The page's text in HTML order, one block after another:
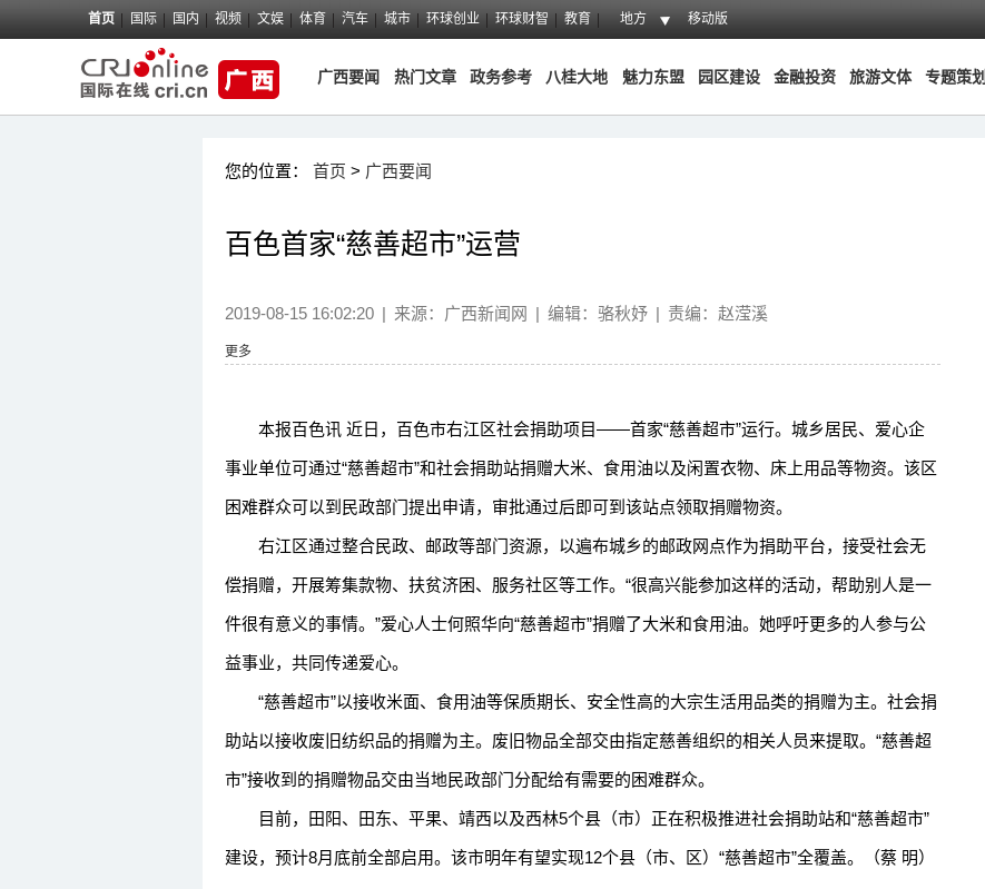
首页 国际 国内 视频 文娱 体育 汽车 城市 环球创业 环球财智 教育 地方 移动版
广西要闻 热门文章 政务参考 八桂大地 魅力东盟 园区建设 金融投资 旅游文体 专题策划
您的位置： 首页 > 广西要闻
百色首家“慈善超市”运营
2019-08-15 16:02:20 | 来源： 广西新闻网 | 编辑：骆秋妤 | 责编：赵滢溪
更多
本报百色讯 近日，百色市右江区社会捐助项目——首家“慈善超市”运行。城乡居民、爱心企
事业单位可通过“慈善超市”和社会捐助站捐赠大米、食用油以及闲置衣物、床上用品等物资。该区
困难群众可以到民政部门提出申请，审批通过后即可到该站点领取捐赠物资。
右江区通过整合民政、邮政等部门资源，以遍布城乡的邮政网点作为捐助平台，接受社会无
偿捐赠，开展筹集款物、扶贫济困、服务社区等工作。“很高兴能参加这样的活动，帮助别人是一
件很有意义的事情。”爱心人士何照华向“慈善超市”捐赠了大米和食用油。她呼吁更多的人参与公
益事业，共同传递爱心。
“慈善超市”以接收米面、食用油等保质期长、安全性高的大宗生活用品类的捐赠为主。社会捐
助站以接收废旧纺织品的捐赠为主。废旧物品全部交由指定慈善组织的相关人员来提取。“慈善超
市”接收到的捐赠物品交由当地民政部门分配给有需要的困难群众。
目前，田阳、田东、平果、靖西以及西林5个县（市）正在积极推进社会捐助站和“慈善超市”
建设，预计8月底前全部启用。该市明年有望实现12个县（市、区）“慈善超市”全覆盖。（蔡 明）